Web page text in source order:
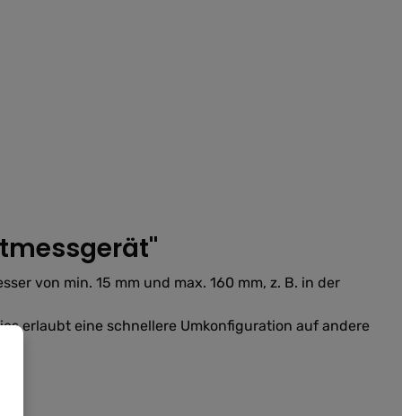
von min. 15 mm und max. 160 mm, z. B. in der
erlaubt eine schnellere Umkonfiguration auf andere